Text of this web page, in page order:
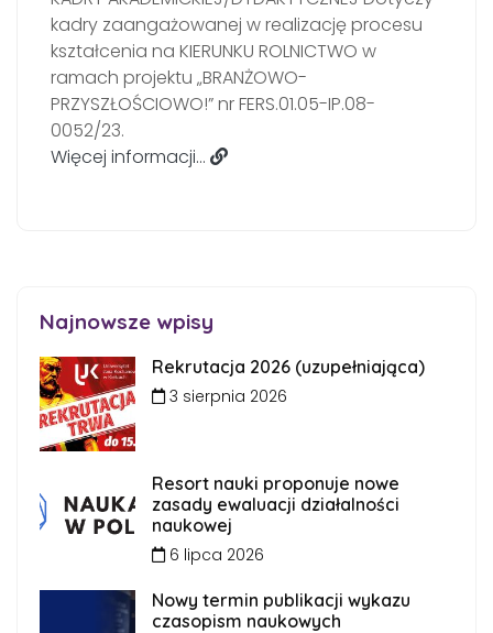
kadry zaangażowanej w realizację procesu
kształcenia na KIERUNKU ROLNICTWO w
ramach projektu „BRANŻOWO-
PRZYSZŁOŚCIOWO!” nr FERS.01.05-IP.08-
0052/23.
Więcej informacji…
Najnowsze wpisy
Rekrutacja 2026 (uzupełniająca)
3 sierpnia 2026
Resort nauki proponuje nowe
zasady ewaluacji działalności
naukowej
6 lipca 2026
Nowy termin publikacji wykazu
czasopism naukowych